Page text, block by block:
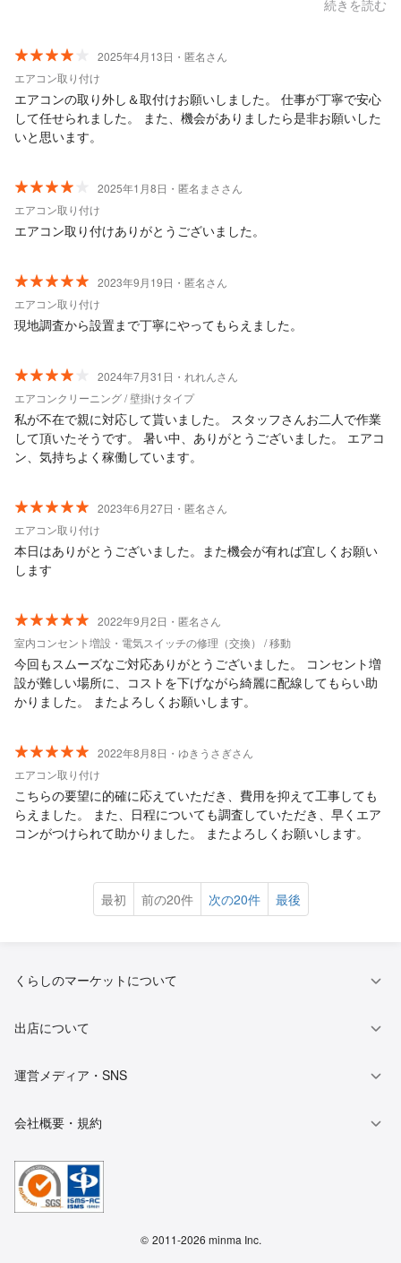
続きを読む
2025年4月13日・匿名さん
エアコン取り付け
エアコンの取り外し＆取付けお願いしました。 仕事が丁寧で安心
して任せられました。 また、機会がありましたら是非お願いした
いと思います。
2025年1月8日・匿名まささん
エアコン取り付け
エアコン取り付けありがとうございました。
2023年9月19日・匿名さん
エアコン取り付け
現地調査から設置まで丁寧にやってもらえました。
2024年7月31日・れれんさん
エアコンクリーニング / 壁掛けタイプ
私が不在で親に対応して貰いました。 スタッフさんお二人で作業
して頂いたそうです。 暑い中、ありがとうございました。 エアコ
ン、気持ちよく稼働しています。
2023年6月27日・匿名さん
エアコン取り付け
本日はありがとうございました。また機会が有れば宜しくお願い
します
2022年9月2日・匿名さん
室内コンセント増設・電気スイッチの修理（交換） / 移動
今回もスムーズなご対応ありがとうございました。 コンセント増
設が難しい場所に、コストを下げながら綺麗に配線してもらい助
かりました。 またよろしくお願いします。
2022年8月8日・ゆきうさぎさん
エアコン取り付け
こちらの要望に的確に応えていただき、費用を抑えて工事しても
らえました。 また、日程についても調査していただき、早くエア
コンがつけられて助かりました。 またよろしくお願いします。
最初 前の20件 次の20件 最後
くらしのマーケットについて
出店について
運営メディア・SNS
会社概要・規約
© 2011-2026 minma Inc.